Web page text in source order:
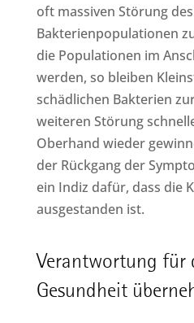
oft massiven Störung
Bakterienpopulationen
die Populationen im
werden, so bleiben
schädlichen Bakterien
weiteren Störung
Oberhand wieder
der Rückgang der
ein Indiz dafür, dass die
ausgestanden ist.
Verantwortung für
Gesundheit